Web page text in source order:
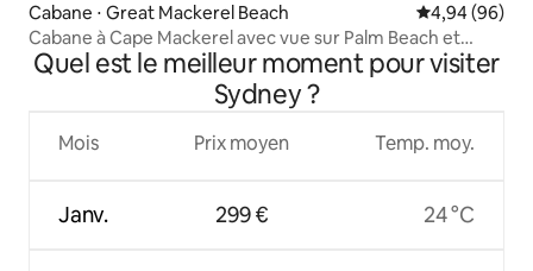
Cabane ⋅ Great Mackerel Beach Évaluation
4,94 (96)
Cabane à Cape Mackerel avec vue sur Palm Beach et
Pittwater
Quel est le meilleur moment pour visiter
Sydney ?
Mois
Janv.
Prix moyen
299 €
Temp. moy.
24 °C